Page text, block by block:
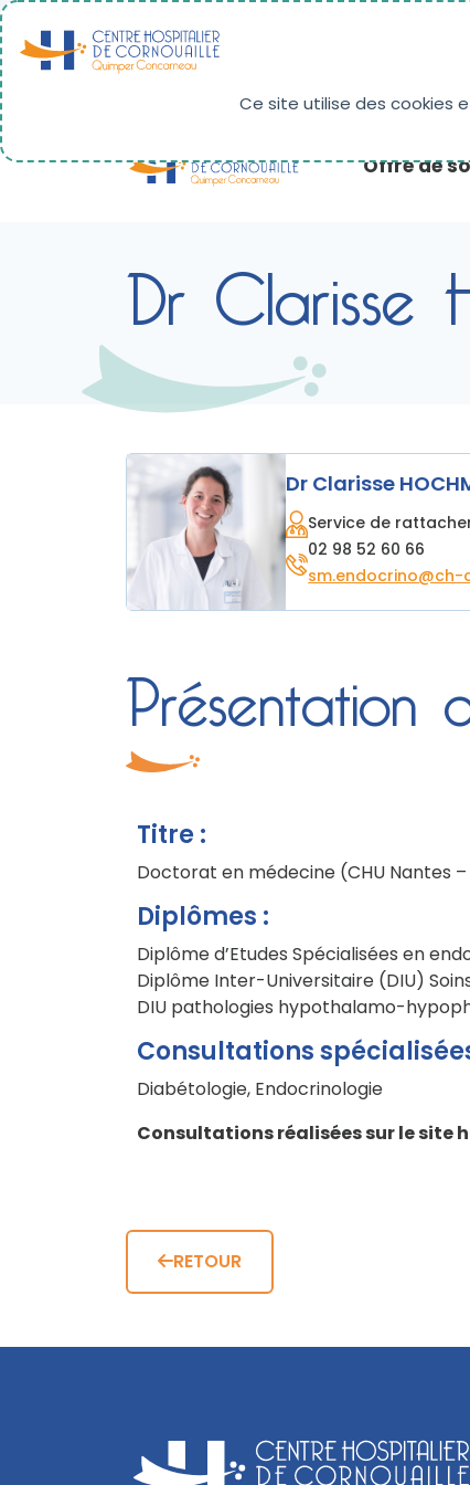
RÉSULTATS D'IMAGERIE
Offre de
Dr Clarisse
Dr Clarisse
Service de
02 98 52 60 66
sm.endocrino@ch-
Présentation
Titre :
Doctorat en médecine (CHU Nantes –
Diplômes :
Diplôme d’Etudes Spécialisées en
Diplôme Inter-Universitaire (DIU)
DIU pathologies hypothalamo-
Consultations
Diabétologie, Endocrinologie
Consultations réalisées sur le site
RETOUR
Panneau de gestion des cookies
Ce site utilise des cookies